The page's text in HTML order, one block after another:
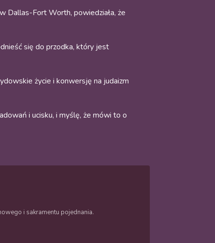
Dallas-Fort Worth, powiedziała, że
się do przodka, który jest
życie i konwersję na judaizm
i ucisku, i myślę, że mówi to o
i sakramentu pojednania.